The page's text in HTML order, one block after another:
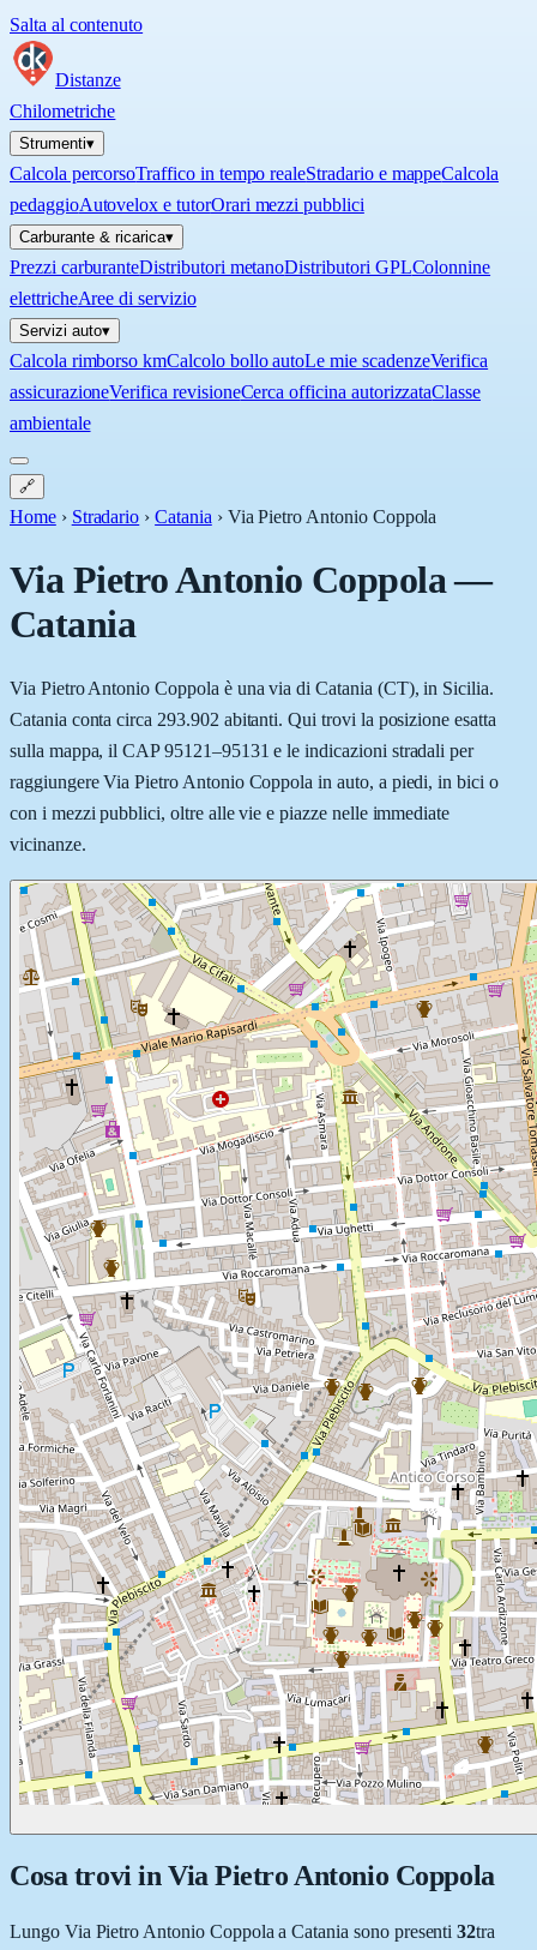
Salta al contenuto
Distanze
Chilometriche
Strumenti▾
Calcola percorsoTraffico in tempo realeStradario e mappeCalcola
pedaggioAutovelox e tutorOrari mezzi pubblici
Carburante & ricarica▾
Prezzi carburanteDistributori metanoDistributori GPLColonnine
elettricheAree di servizio
Servizi auto▾
Calcola rimborso kmCalcolo bollo autoLe mie scadenzeVerifica
assicurazioneVerifica revisioneCerca officina autorizzataClasse
ambientale
🔗
Home › Stradario › Catania › Via Pietro Antonio Coppola
Via Pietro Antonio Coppola—
Catania
Via Pietro Antonio Coppola è una via di Catania (CT), in Sicilia.
Catania conta circa 293.902 abitanti. Qui trovi la posizione esatta
sulla mappa, il CAP 95121–95131 e le indicazioni stradali per
raggiungere Via Pietro Antonio Coppola in auto, a piedi, in bici o
con i mezzi pubblici, oltre alle vie e piazze nelle immediate
vicinanze.
Cosa trovi in Via Pietro Antonio Coppola
Lungo Via Pietro Antonio Coppola aCatania sono presenti 32tra